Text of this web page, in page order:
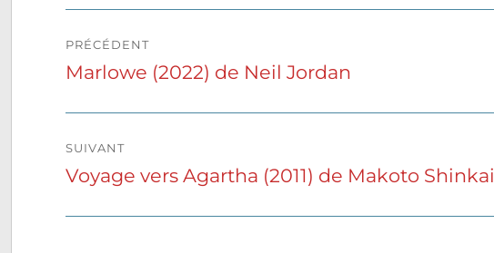
de
PRÉCÉDENT
Publication
Marlowe (2022) de Neil Jordan
SUIVANT
Publication
Voyage vers Agartha (2011) de Makoto Shinkai